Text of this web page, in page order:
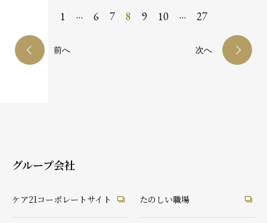
前へ
1 … 6 7 8 9 10 … 27
次へ
グループ会社
ケア21コーポレートサイト たのしい職場